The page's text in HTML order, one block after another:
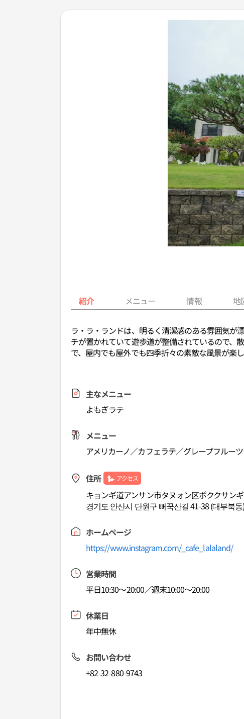
紹介 メニュー 情報 地
ラ・ラ・ランドは、明るく清潔感のある雰囲気が
チが置かれていて遊歩道が整備されているので、
で、屋内でも屋外でも四季折々の素敵な風景が楽し
主なメニュー
よもぎラテ
メニュー
アメリカーノ／カフェラテ／グレープフルー
住所 アクセス
キョンギ道アンサン市タヌォン区ポククサン
경기도 안산시 단원구 뻐꾹산길 41-38 (대부북동)
ホームページ
https://www.instagram.com/_cafe_lalaland/
営業時間
平日10:30～20:00／週末10:00～20:00
休業日
年中無休
お問い合わせ
+82-32-880-9743